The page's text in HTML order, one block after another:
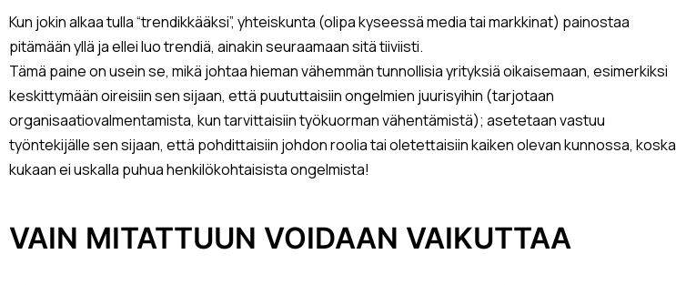
Kun jokin alkaa tulla “trendikkääksi”, yhteiskunta (olipa kyseessä media tai markkinat) painostaa
pitämään yllä ja ellei luo trendiä, ainakin seuraamaan sitä tiiviisti.
Tämä paine on usein se, mikä johtaa hieman vähemmän tunnollisia yrityksiä oikaisemaan, esimerkiksi
keskittymään oireisiin sen sijaan, että puututtaisiin ongelmien juurisyihin (tarjotaan
organisaatiovalmentamista, kun tarvittaisiin työkuorman vähentämistä); asetetaan vastuu
työntekijälle sen sijaan, että pohdittaisiin johdon roolia tai oletettaisiin kaiken olevan kunnossa, koska
kukaan ei uskalla puhua henkilökohtaisista ongelmista!
VAIN MITATTUUN VOIDAAN VAIKUTTAA